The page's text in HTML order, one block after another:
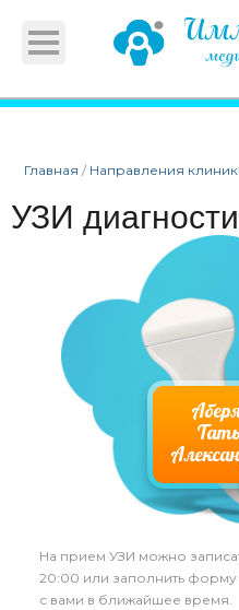
Главная / Направления
УЗИ
На прием УЗИ можно
20:00 или заполнить форму
с вами в ближайшее время.